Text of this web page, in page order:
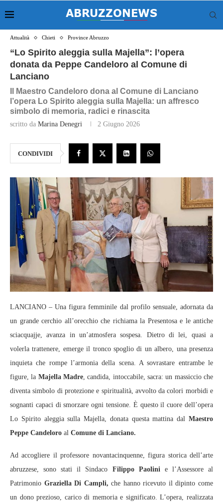
Attualità Chieti Province Abruzzo
“Lo Spirito aleggia sulla Majella”: l’opera
donata da Peppe Candeloro al Comune di
Lanciano
Il Maestro Candeloro dona al Comune di Lanciano
l’opera Lo Spirito aleggia sulla Majella: un affresco
simbolo di memoria, radici e rinascita
scritto da Marina Denegri 2 Giugno 2026
CONDIVIDI
LANCIANO – Una figura femminile dal profilo sensuale, adornata da
un grande cerchio all’orecchio che richiama la Presentosa e le antiche
sciacquajje, avanza in un’atmosfera sospesa. Dietro di lei, quasi a
volerla trattenere, emerge il tronco spoglio di un albero, una presenza
inquieta che rompe l’armonia della scena. A sovrastare entrambe le
figure, la Majella Madre, candida, intoccabile, sacra: un massiccio che
diventa simbolo di protezione e spiritualità, avvolto da colori morbidi e
sognanti capaci di smorzare ogni tensione. È questo il cuore dell’opera
Lo Spirito aleggia sulla Majella, donata questa mattina dal Maestro
Peppe Candeloro al Comune di Lanciano.
Ad accogliere il professore novantacinquenne, figura storica dell’arte
abruzzese, sono stati il Sindaco Filippo Paolinie l’Assessore al
Patrimonio Graziella Di Campli, che hanno ricevuto il dipinto come
un dono prezioso, carico di memoria e significato. L’opera, realizzata